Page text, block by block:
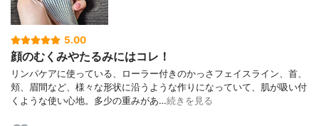
5.00
顔のむくみやたるみにはコレ！
リンパケアに使っている、ローラー付きのかっさフェイスライン、首、
頬、眉間など、様々な形状に沿うような作りになっていて、肌が吸い付
くような使い心地。多少の重みがあ…続きを見る